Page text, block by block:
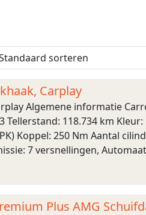
Carplay
Algemene informatie
Tellerstand: 118.734 km
Koppel: 250 Nm Aantal
7 versnellingen,
Plus AMG